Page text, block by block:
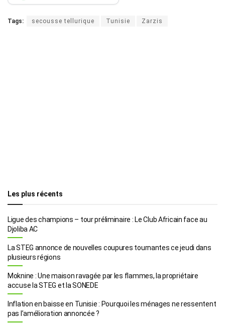
Tags: secousse tellurique Tunisie Zarzis
Les plus récents
Ligue des champions – tour préliminaire : Le Club Africain face au
Djoliba AC
La STEG annonce de nouvelles coupures tournantes ce jeudi dans
plusieurs régions
Moknine : Une maison ravagée par les flammes, la propriétaire
accuse la STEG et la SONEDE
Inflation en baisse en Tunisie : Pourquoi les ménages ne ressentent
pas l’amélioration annoncée ?